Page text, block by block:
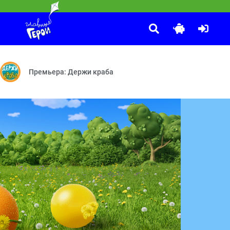
моды — Поймай и повтори — Колесо обозрения
— Радионяня — Узлы — Лифт — Чертёж — Датчик — Присоска —
Премьера: Держи краба